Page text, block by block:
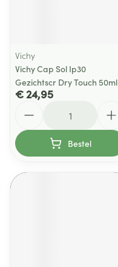
Vichy
Vichy Cap Sol Ip30
Gezichtscr Dry Touch 50ml
€ 24,95
Bestel